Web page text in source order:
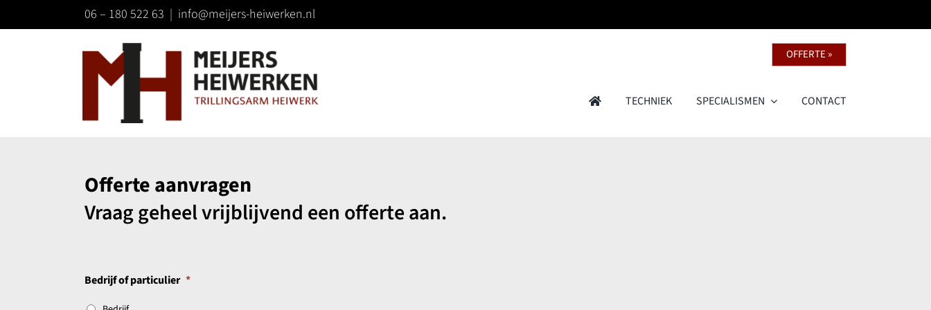
naar
06 – 180 522 63 | info@meijers-heiwerken.nl
OFFERTE »
TECHNIEK SPECIALISMEN CONTACT
Offerte aanvragen
Vraag geheel vrijblijvend een offerte aan.
Bedrijf of particulier *